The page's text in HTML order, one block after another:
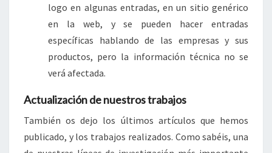
logo en algunas entradas, en un sitio genérico
en la web, y se pueden hacer entradas
específicas hablando de las empresas y sus
productos, pero la información técnica no se
verá afectada.
Actualización de nuestros trabajos
También os dejo los últimos artículos que hemos
publicado, y los trabajos realizados. Como sabéis, una